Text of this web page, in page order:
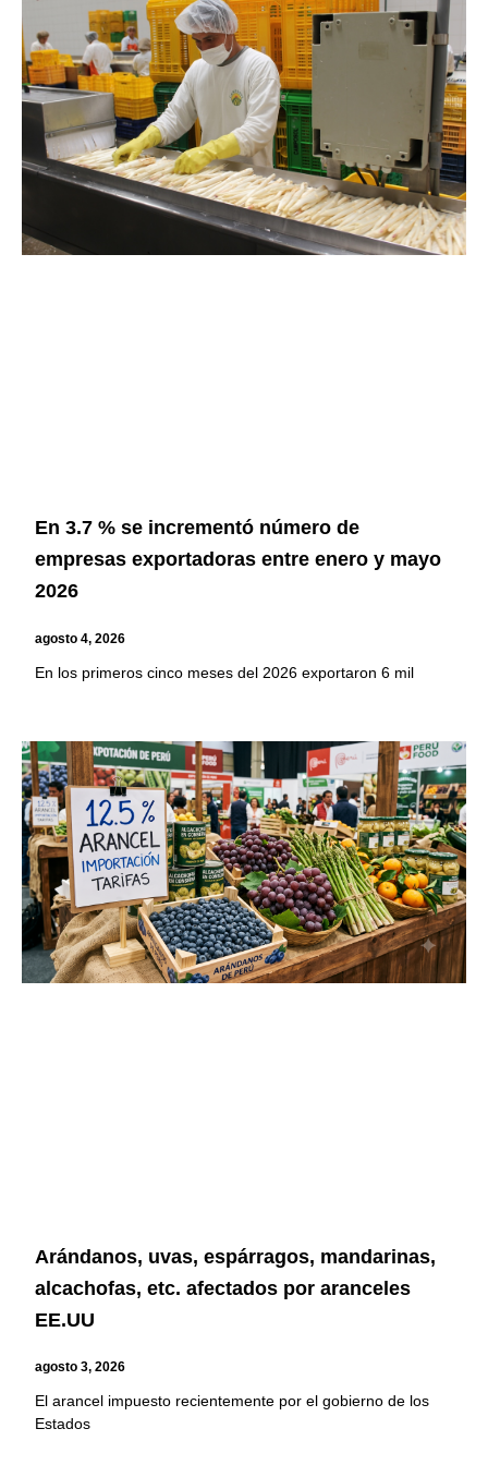
En 3.7 % se incrementó número de
empresas exportadoras entre enero y mayo
2026
agosto 4, 2026
En los primeros cinco meses del 2026 exportaron 6 mil
Arándanos, uvas, espárragos, mandarinas,
alcachofas, etc. afectados por aranceles
EE.UU
agosto 3, 2026
El arancel impuesto recientemente por el gobierno de los
Estados